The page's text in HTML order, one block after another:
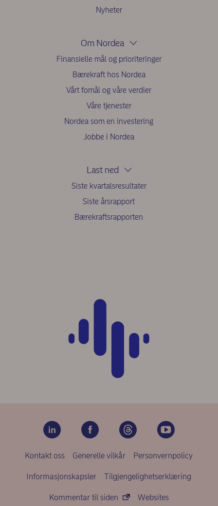
Nyheter
Om Nordea
Finansielle mål og prioriteringer
Bærekraft hos Nordea
Vårt fomål og våre verdier
Våre tjenester
Nordea som en investering
Jobbe i Nordea
Last ned
Siste kvartalsresultater
Siste årsrapport
Bærekraftsrapporten
Kontakt oss Generelle vilkår Personvernpolicy
Informasjonskapsler Tilgjengelighetserklæring
Kommentar til siden Websites